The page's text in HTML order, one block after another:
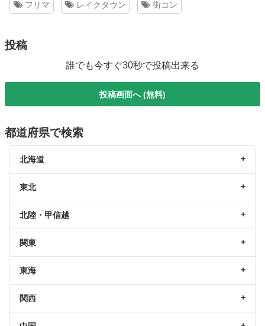
フリマ レイクタウン 街コン
投稿
誰でも今すぐ30秒で投稿出来る
投稿画面へ (無料)
都道府県で検索
北海道
東北
北陸・甲信越
関東
東海
関西